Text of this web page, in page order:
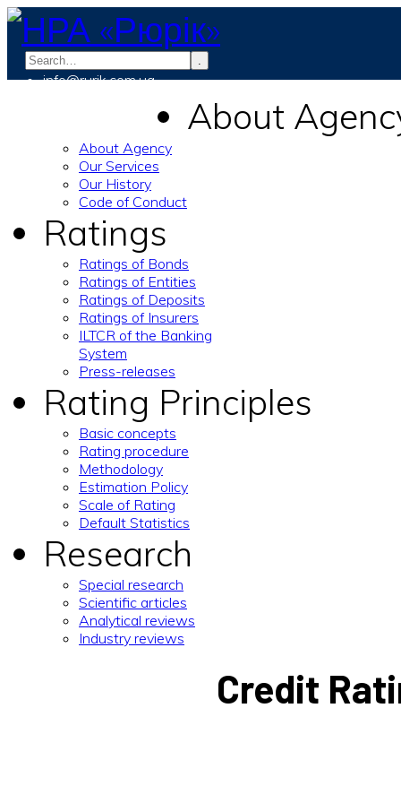
.
info@rurik.com.ua
About
About Agency
Our Services
Our History
Code of Conduct
Ratings
Ratings of Bonds
Ratings of Entities
Ratings of Deposits
Ratings of Insurers
ILTCR of the Banking
System
Press-releases
Rating Principles
Basic concepts
Rating procedure
Methodology
Estimation Policy
Scale of Rating
Default Statistics
Research
Special research
Scientific articles
Analytical reviews
Industry reviews
Credit